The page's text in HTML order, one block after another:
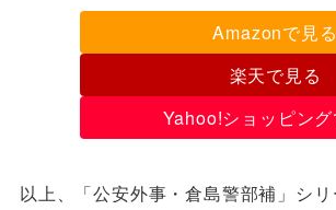
Amazonで見る
楽天で見る
Yahoo!ショッピング
以上、「公安外事・倉島警部補」シ